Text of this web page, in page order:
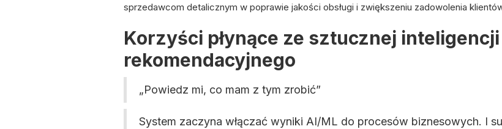
sprzedawcom detalicznym w poprawie jakości obsługi i zwiększeniu zadowolenia
Korzyści płynące ze sztucznej
rekomendacyjnego
„Powiedz mi, co mam z tym zrobić”
System zaczyna włączać wyniki AI/ML do procesów biznesowych. I